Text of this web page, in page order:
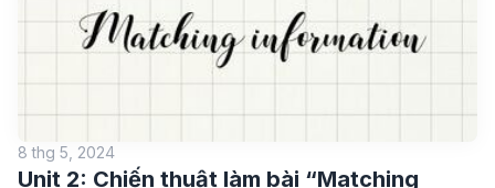
8 thg 5, 2024
Unit 2: Chiến thuật làm bài “Matching